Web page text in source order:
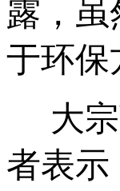
露，
于环保
大宗
者表示